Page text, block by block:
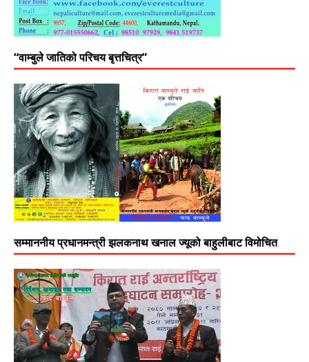
“वाम्बुले जातिको परिचय बृत्तचित्र”
सम्माननीय प्रधानमन्त्री झलकनाथ खनाल ज्यूको बाहुलीबाट विमोचित